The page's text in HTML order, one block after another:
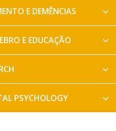
E DEMÊNCIAS
E EDUCAÇÃO
PSYCHOLOGY